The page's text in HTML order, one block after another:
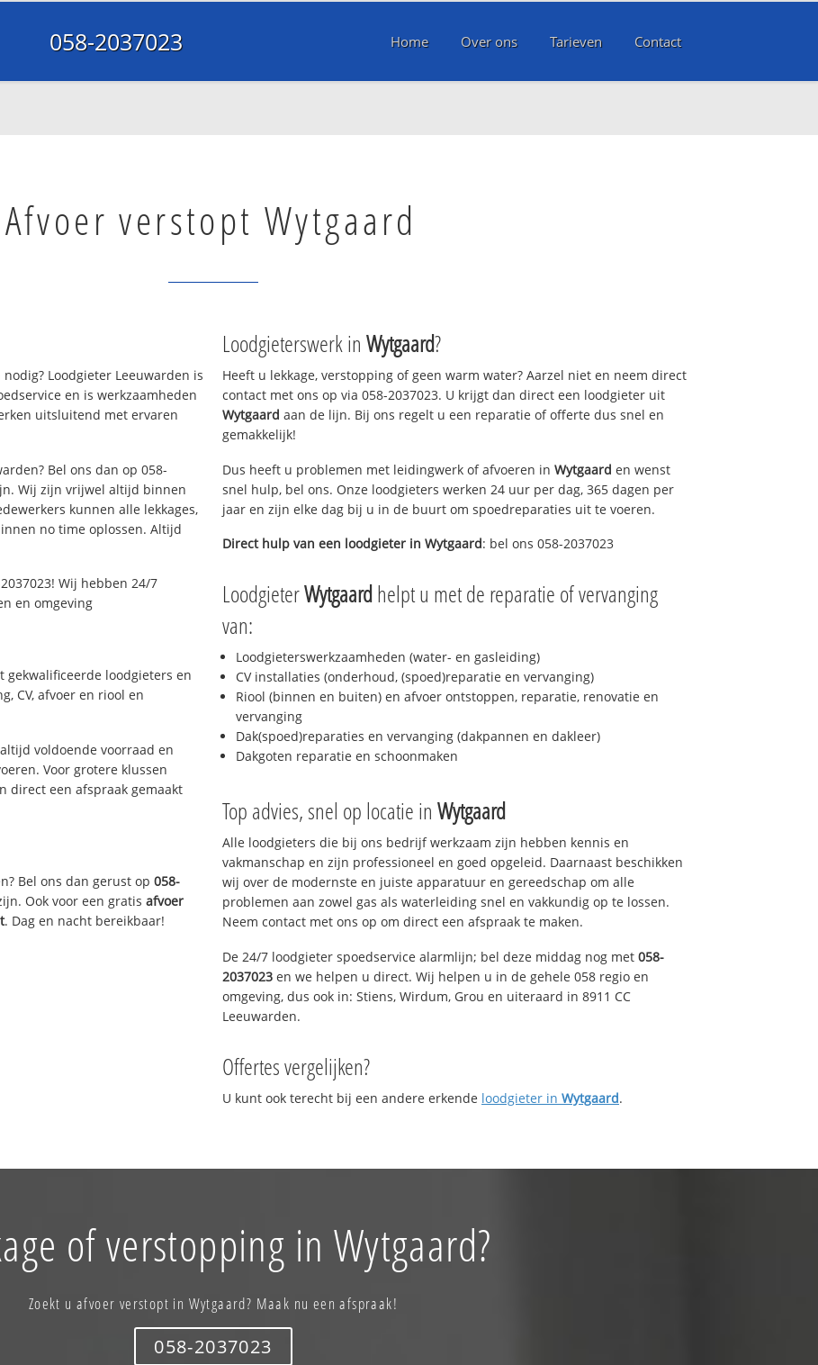
058-2037023 Home Over ons Tarieven Contact
Afvoer verstopt Wytgaard
Loodgieter Leeuwarden is
en is werkzaamheden
uitsluitend met ervaren
Bel ons dan op 058-
Wij zijn vrijwel altijd binnen
kunnen alle lekkages,
no time oplossen. Altijd
Wij hebben 24/7
en omgeving
loodgieters en
CV, afvoer en riool en
voldoende voorraad en
Voor grotere klussen
direct een afspraak gemaakt
Bel ons dan gerust op058-
Ook voor een gratisafvoer
. Dag en nacht bereikbaar!
Loodgieterswerk in Wytgaard?
Heeft u lekkage, verstopping of geen warm water? Aarzel niet en neem direct
contact met ons op via 058-2037023. U krijgt dan direct een loodgieter uit
Wytgaard aan de lijn. Bij ons regelt u een reparatie of offerte dus snel en
gemakkelijk!
Dus heeft u problemen met leidingwerk of afvoeren in Wytgaard en wenst
snel hulp, bel ons. Onze loodgieters werken 24 uur per dag, 365 dagen per
jaar en zijn elke dag bij u in de buurt om spoedreparaties uit te voeren.
Direct hulp van een loodgieter in Wytgaard: bel ons 058-2037023
LoodgieterWytgaardhelpt u met de reparatie of vervanging
van:
Loodgieterswerkzaamheden (water- en gasleiding)
CV installaties (onderhoud, (spoed)reparatie en vervanging)
Riool (binnen en buiten) en afvoer ontstoppen, reparatie, renovatie en
vervanging
Dak(spoed)reparaties en vervanging (dakpannen en dakleer)
Dakgoten reparatie en schoonmaken
Top advies, snel op locatie in Wytgaard
Alle loodgieters die bij ons bedrijf werkzaam zijn hebben kennis en
vakmanschap en zijn professioneel en goed opgeleid. Daarnaast beschikken
wij over de modernste en juiste apparatuur en gereedschap om alle
problemen aan zowel gas als waterleiding snel en vakkundig op te lossen.
Neem contact met ons op om direct een afspraak te maken.
De 24/7 loodgieter spoedservice alarmlijn; bel deze middag nog met 058-
2037023 en we helpen u direct. Wij helpen u in de gehele 058 regio en
omgeving, dus ook in: Stiens, Wirdum, Grou en uiteraard in 8911 CC
Leeuwarden.
Offertes vergelijken?
U kunt ook terecht bij een andere erkende loodgieter in Wytgaard.
of verstopping in Wytgaard?
Zoekt u afvoer verstopt in Wytgaard? Maak nu een afspraak!
058-2037023